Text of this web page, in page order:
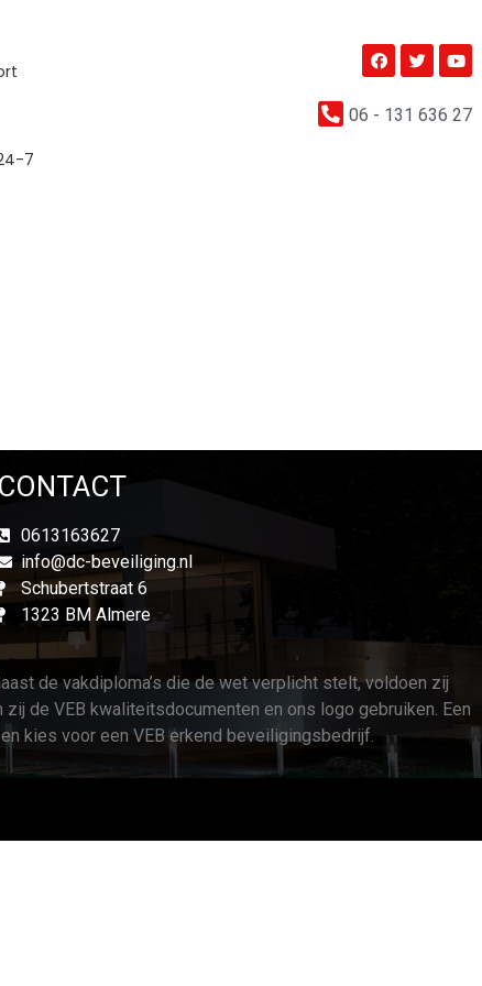
7
06 - 131 636 27
CONTACT
0613163627
info@dc-beveiliging.nl
Schubertstraat 6
1323 BM Almere
de vakdiploma’s die de wet verplicht stelt, voldoen zij
de VEB kwaliteitsdocumenten en ons logo gebruiken. Een
kies voor een VEB erkend beveiligingsbedrijf.